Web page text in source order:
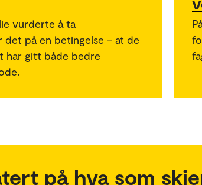
vurderte å ta
det på en betingelse – at de
har gitt både bedre
på hva som